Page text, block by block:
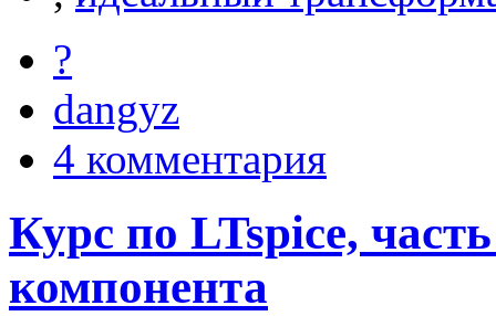
?
dangyz
4 комментария
Курс по LTspice,
компонента